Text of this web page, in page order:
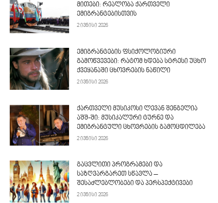
მითები: რეალობა ქართველი
ემიგრანტებისთვის
2 ივნისი 2026
ემიგრანტების ფსიქოლოგიური
გამოწვევები: რატომ ხდება სტრესი უცხო
ქვეყანაში ცხოვრების ნაწილი
2 ივნისი 2026
ქართველი მუსიკოსი ლევან შენგელია
აშშ-ში: მუსიკალური ტურნე და
ემიგრანტული ცხოვრების გამოცდილება
2 ივნისი 2026
გაცვლითი პროგრამები და
საზღვარგარეთ სწავლა –
შესაძლებლობები და პერსპექტივები
2 ივნისი 2026